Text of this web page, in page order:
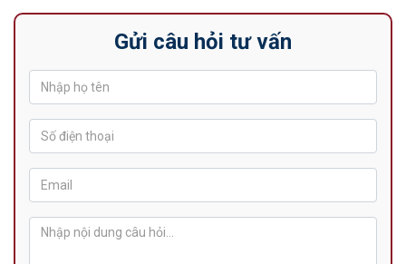
Gửi câu hỏi tư vấn